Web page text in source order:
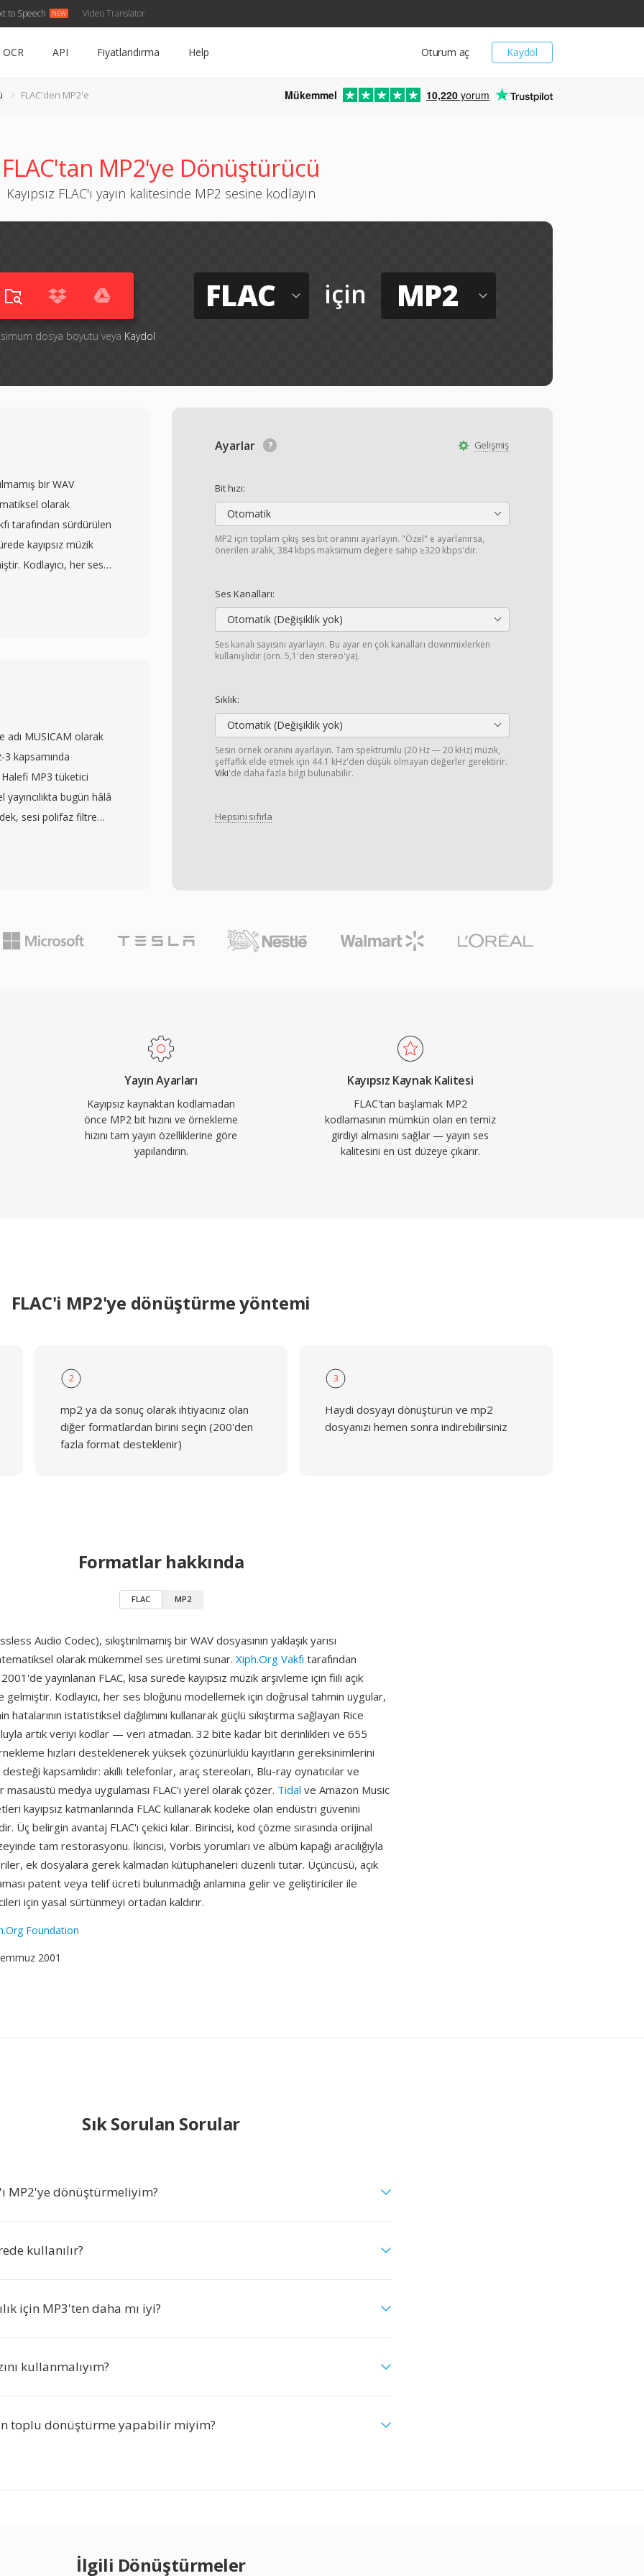
to Speech Video Translator
Kaydol
Oturum aç
OCR API Fiyatlandırma Help
FLAC'den MP2'e Mükemmel 10,220 yorum
FLAC'tan MP2'ye Dönüştürücü
Kayıpsız FLAC'ı yayın kalitesinde MP2 sesine kodlayın
dosya boyutu veya Kaydol
FLAC için MP2
Gelişmiş
Ayarlar
Bit hızı:
Otomatik
MP2 için toplam çıkış ses bit oranını ayarlayın. "Özel" e ayarlanırsa,
önerilen aralık, 384 kbps maksimum değere sahip ≥320 kbps'dir.
Ses Kanalları:
Otomatik (Değişiklik yok)
Ses kanalı sayısını ayarlayın. Bu ayar en çok kanalları downmixlerken
kullanışlıdır (örn. 5,1'den stereo'ya).
Sıklık:
Otomatik (Değişiklik yok)
Sesin örnek oranını ayarlayın. Tam spektrumlu (20 Hz — 20 kHz) müzik,
şeffaflık elde etmek için 44.1 kHz'den düşük olmayan değerler gerektirir.
Viki'de daha fazla bilgi bulunabilir.
Hepsini sıfırla
bir WAV
olarak
tarafından sürdürülen
kayıpsız müzik
Kodlayıcı, her ses
ardından
ve neredeyse her
katmanlarında
pekiştirmektedir. Üç
kod çözme
restorasyonu. İkincisi,
gömülü üst veriler, ek
tutar. Üçüncüsü,
adı MUSICAM olarak
kapsamında
Halefi MP3 tüketici
bugün hâlâ
sesi polifaz filtre
eşiklerini
radyo ve HDV
kıldığını veya
hayati olan iletim
yayın zincirlerine
ile Asya yayın
Yayın Ayarları
Kayıpsız kaynaktan kodlamadan
önce MP2 bit hızını ve örnekleme
hızını tam yayın özelliklerine göre
yapılandırın.
Kayıpsız Kaynak Kalitesi
FLAC'tan başlamak MP2
kodlamasının mümkün olan en temiz
girdiyi almasını sağlar — yayın ses
kalitesini en üst düzeye çıkarır.
FLAC'i MP2'ye dönüştürme yöntemi
2
mp2 ya da sonuç olarak ihtiyacınız olan
diğer formatlardan birini seçin (200'den
fazla format desteklenir)
3
Haydi dosyayı dönüştürün ve mp2
dosyanızı hemen sonra indirebilirsiniz
Formatlar hakkında
FLAC MP2
Audio Codec), sıkıştırılmamış bir WAV dosyasının yaklaşık yarısı
olarak mükemmel ses üretimi sunar. Xiph.Org Vakfı tarafından
yayınlanan FLAC, kısa sürede kayıpsız müzik arşivleme için fiili açık
gelmiştir. Kodlayıcı, her ses bloğunu modellemek için doğrusal tahmin uygular,
hatalarının istatistiksel dağılımını kullanarak güçlü sıkıştırma sağlayan Rice
artık veriyi kodlar — veri atmadan. 32 bite kadar bit derinlikleri ve 655
hızları desteklenerek yüksek çözünürlüklü kayıtların gereksinimlerini
desteği kapsamlıdır: akıllı telefonlar, araç stereoları, Blu-ray oynatıcılar ve
medya uygulaması FLAC'ı yerel olarak çözer. Tidal ve Amazon Music
kayıpsız katmanlarında FLAC kullanarak kodeke olan endüstri güvenini
Üç belirgin avantaj FLAC'ı çekici kılar. Birincisi, kod çözme sırasında orijinal
tam restorasyonu. İkincisi, Vorbis yorumları ve albüm kapağı aracılığıyla
ek dosyalara gerek kalmadan kütüphaneleri düzenli tutar. Üçüncüsü, açık
patent veya telif ücreti bulunmadığı anlamına gelir ve geliştiriciler ile
için yasal sürtünmeyi ortadan kaldırır.
Foundation
2001
Sık Sorulan Sorular
MP2'ye dönüştürmeliyim?
kullanılır?
için MP3'ten daha mı iyi?
kullanmalıyım?
toplu dönüştürme yapabilir miyim?
İlgili Dönüştürmeler